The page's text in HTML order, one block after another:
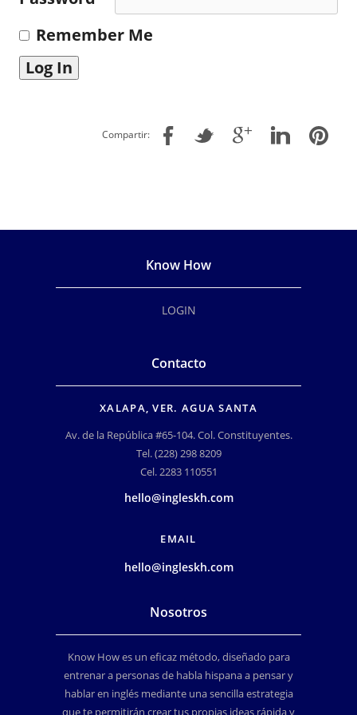
Remember Me
Compartir:
Know How
LOGIN
Contacto
XALAPA, VER. AGUA SANTA
Av. de la República #65-104. Col. Constituyentes.
Tel. (228) 298 8209
Cel. 2283 110551
hello@ingleskh.com
EMAIL
hello@ingleskh.com
Nosotros
Know How es un eficaz método, diseñado para
entrenar a personas de habla hispana a pensar y
hablar en inglés mediante una sencilla estrategia
que te permitirán crear tus propias ideas rápida y